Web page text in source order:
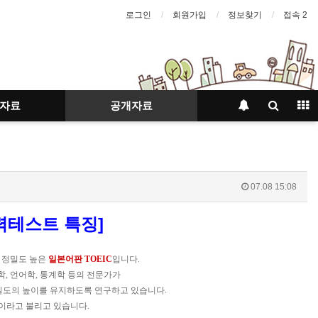
로그인 회원가입 정보찾기 접속 2
료 공개자료
07.08 15:08
테스트 특징]
밀도 높은 일본어판 TOEIC입니다.
, 언어학, 통계학 등의 전문가가
의 높이를 유지하도록 연구하고 있습니다.
라고 불리고 있습니다.